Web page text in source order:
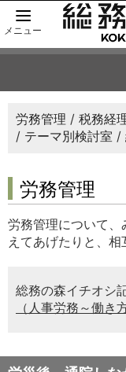
メニュー
労務管理 税務経
テーマ別検討室
労務管理
労務管理について
えてあげたりと、相
総務の森イチオシ
（人事労務～働き